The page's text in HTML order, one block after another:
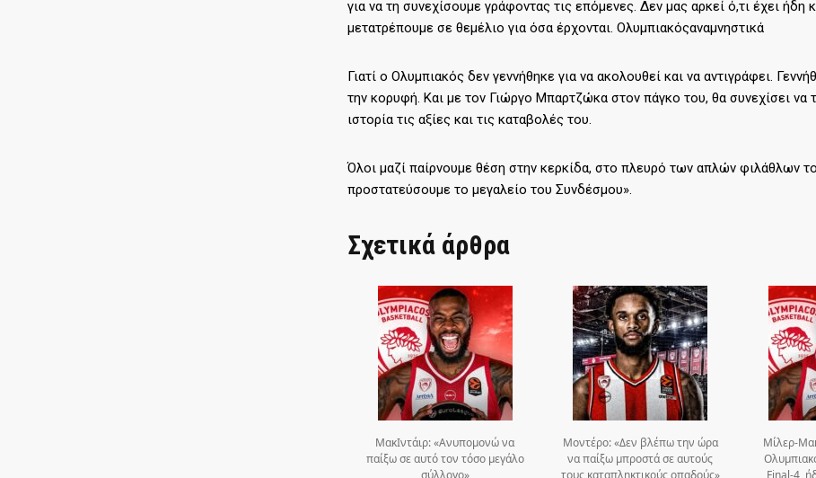
για να τη συνεχίσουμε γράφοντας τις επόμενες. Δεν μας αρκεί ό,τι έχει
μετατρέπουμε σε θεμέλιο για όσα έρχονται. Ολυμπιακόςαναμνηστικά
Γιατί ο Ολυμπιακός δεν γεννήθηκε για να ακολουθεί και να αντιγράφει.
την κορυφή. Και με τον Γιώργο Μπαρτζώκα στον πάγκο του, θα συνεχίσει
ιστορία τις αξίες και τις καταβολές του.
Όλοι μαζί παίρνουμε θέση στην κερκίδα, στο πλευρό των απλών φιλάθλων
προστατεύσουμε το μεγαλείο του Συνδέσμου».
Σχετικά άρθρα
ΜακΙντάιρ: «Ανυπομονώ να
παίξω σε αυτό τον τόσο μεγάλο
Μοντέρο: «Δεν βλέπω την ώρα
να παίξω μπροστά σε αυτούς
Μίλερ-